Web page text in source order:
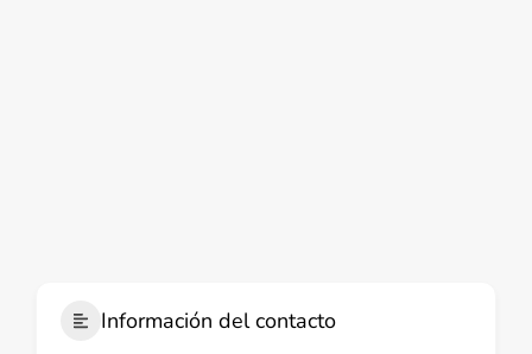
Información del contacto